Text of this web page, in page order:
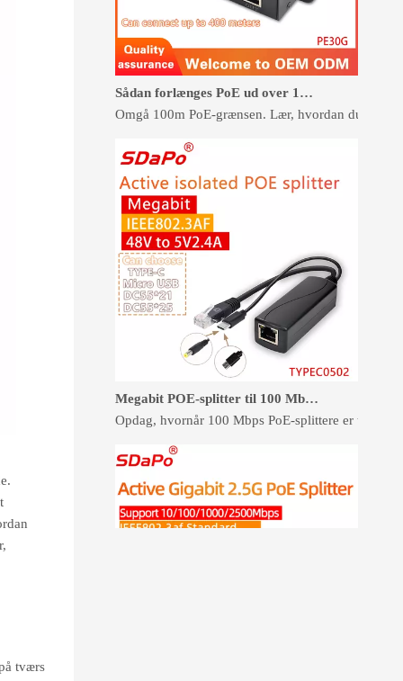
tværs
Sådan forlænges PoE ud over 100 meter uden omledning
Omgå 100m PoE-grænsen. Lær, hvordan du
Megabit POE-splitter til 100 Mbps-enheder: Når det er nok
Opdag, hvornår 100 Mbps PoE-splittere er